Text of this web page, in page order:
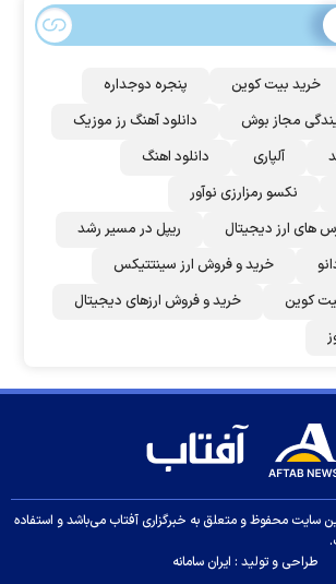
خرید بیت کوین
پنجره دوجداره
مجاز بوش
دانلود آهنگ رز‌ موزیک
آلپاری
دانلود اهنگ
نکسو رمزارزی نوآور
های ارز دیجیتال
ریپل در مسیر رشد
خرید و فروش ارز سینتتیکس
کوین
خرید و فروش ارزهای دیجیتال
سایت محفوظ و متعلق به خبرگزاری آفتاب می‌باشد و استفاده
طراحی و تولید : ایران سامانه